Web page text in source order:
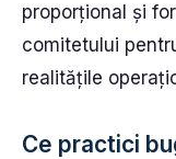
proporțional și
comitetului
realitățile
Ce practici